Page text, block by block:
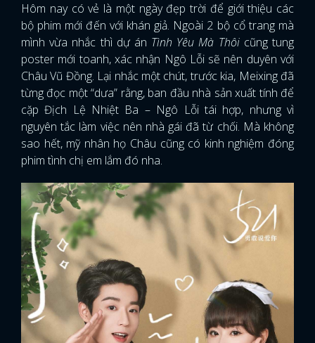
Hôm nay có vẻ là một ngày đẹp trời để giới thiệu các
bộ phim mới đến với khán giả. Ngoài 2 bộ cổ trang mà
mình vừa nhắc thì dự án Tình Yêu Mà Thôicũng tung
poster mới toanh, xác nhận Ngô Lỗi sẽ nên duyên với
Châu Vũ Đồng. Lại nhắc một chút, trước kia, Meixing đã
từng đọc một “dưa” rằng, ban đầu nhà sản xuất tính để
cặp Địch Lệ Nhiệt Ba – Ngô Lỗi tái hợp, nhưng vì
nguyên tắc làm việc nên nhà gái đã từ chối. Mà không
sao hết, mỹ nhân họ Châu cũng có kinh nghiệm đóng
phim tình chị em lắm đó nha.